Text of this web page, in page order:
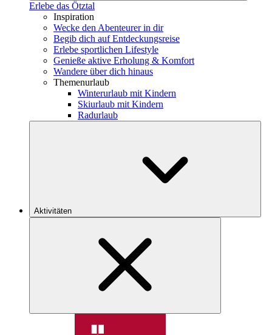
Erlebe das Ötztal
Inspiration
Wecke den Abenteurer in dir
Begib dich auf Entdeckungsreise
Erlebe sportlichen Lifestyle
Genieße aktive Erholung & Komfort
Wandere über dich hinaus
Themenurlaub
Winterurlaub mit Kindern
Skiurlaub mit Kindern
Radurlaub
Aktivitäten